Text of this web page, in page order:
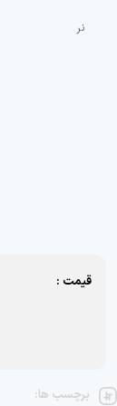
نر
قیمت :
برچسب ها: